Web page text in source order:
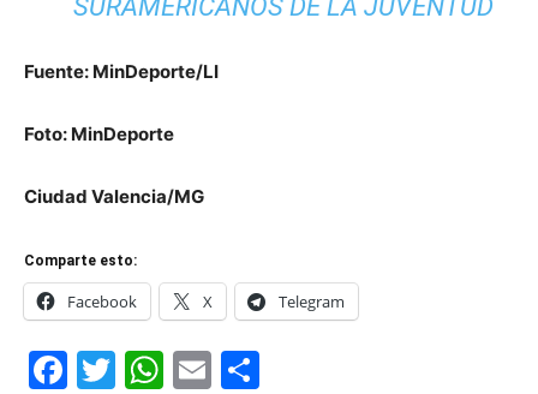
SURAMERICANOS DE LA JUVENTUD
Fuente: MinDeporte/LI
Foto: MinDeporte
Ciudad Valencia/MG
Comparte esto:
Facebook X Telegram
Facebook
Twitter
WhatsApp
Email